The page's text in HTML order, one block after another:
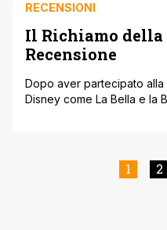
RECENSIONI
Il Richiamo della
Recensione
Dopo aver partecipato
Disney come La Bella e la
Jack London. Supportato
presenza di Harrison [']
1 2